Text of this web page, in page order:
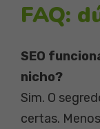
FAQ:
SEO
nicho?
Sim. O
certas.